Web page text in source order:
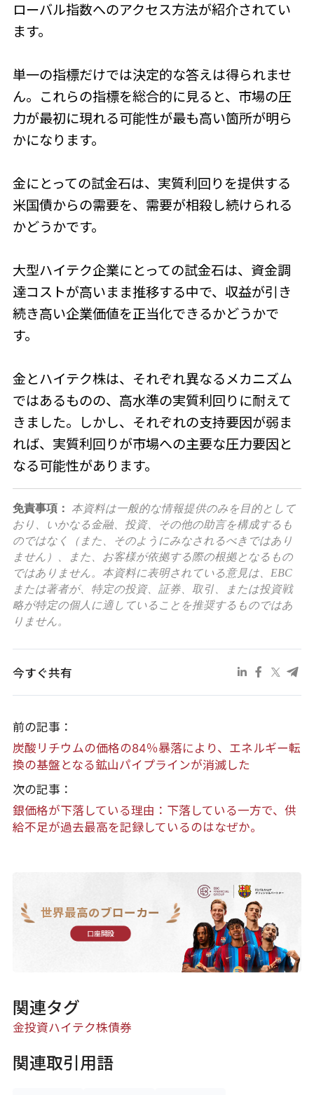
ローバル指数へのアクセス方法が紹介されてい
ます。
単一の指標だけでは決定的な答えは得られませ
ん。これらの指標を総合的に見ると、市場の圧
力が最初に現れる可能性が最も高い箇所が明ら
かになります。
金にとっての試金石は、実質利回りを提供する
米国債からの需要を、需要が相殺し続けられる
かどうかです。
大型ハイテク企業にとっての試金石は、資金調
達コストが高いまま推移する中で、収益が引き
続き高い企業価値を正当化できるかどうかで
す。
金とハイテク株は、それぞれ異なるメカニズム
ではあるものの、高水準の実質利回りに耐えて
きました。しかし、それぞれの支持要因が弱ま
れば、実質利回りが市場への主要な圧力要因と
なる可能性があります。
免責事項：
本資料は一般的な情報提供のみを目的として
おり、いかなる金融、投資、その他の助言を構成するも
のではなく（また、そのようにみなされるべきではあり
ません）、また、お客様が依拠する際の根拠となるもの
ではありません。本資料に表明されている意見は、EBC
または著者が、特定の投資、証券、取引、または投資戦
略が特定の個人に適していることを推奨するものではあ
りません。
今すぐ共有
前の記事：
炭酸リチウムの価格の84％暴落により、エネルギー転
換の基盤となる鉱山パイプラインが消滅した
次の記事：
銀価格が下落している理由：下落している一方で、供
給不足が過去最高を記録しているのはなぜか。
世界最高のブローカー
口座開設
関連タグ
金投資ハイテク株債券
関連取引用語